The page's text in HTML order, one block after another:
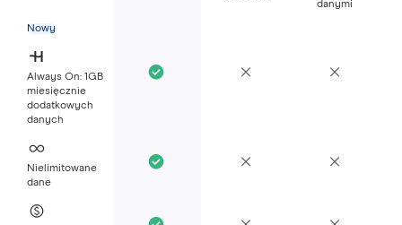
danymi
Nowy
Always On: 1GB
miesięcznie
dodatkowych
danych
Nielimitowane
dane